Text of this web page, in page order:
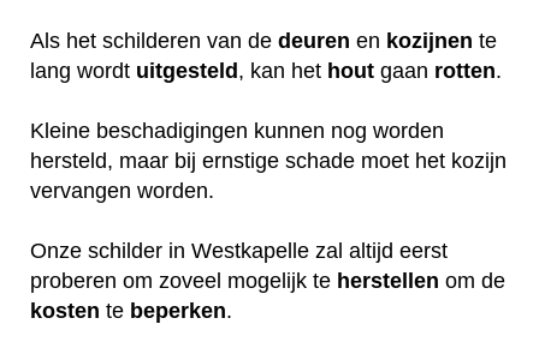
Als het schilderen van de deuren en kozijnen te
lang wordt uitgesteld, kan het hout gaan rotten.
Kleine beschadigingen kunnen nog worden
hersteld, maar bij ernstige schade moet het kozijn
vervangen worden.
Onze schilder in Westkapelle zal altijd eerst
proberen om zoveel mogelijk te herstellen om de
kosten te beperken.